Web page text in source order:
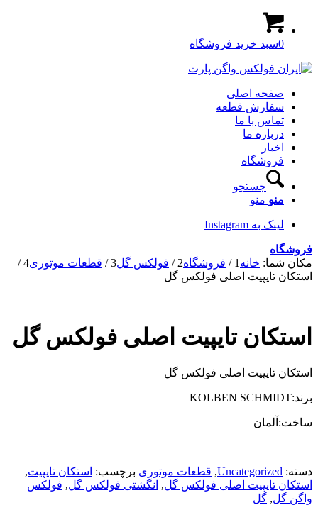
0سبد خرید فروشگاه
صفحه اصلی
سفارش قطعه
تماس با ما
درباره ما
اخبار
فروشگاه
جستجو
منو منو
لینک به Instagram
فروشگاه
مکان شما: خانه 1
/ فروشگاه2
/ فولکس گل3
/ قطعات موتوری4
/
استکان تایپیت اصلی فولکس گل
استکان تایپیت اصلی فولکس گل
استکان تایپیت اصلی فولکس گل
برند:KOLBEN SCHMIDT
ساخت:آلمان
دسته: Uncategorized
, قطعات موتوری برچسب: استکان تایپیت,
استکان تایپیت اصلی فولکس گل, انگشتی فولکس گل, فولکس
واگن گل, گل